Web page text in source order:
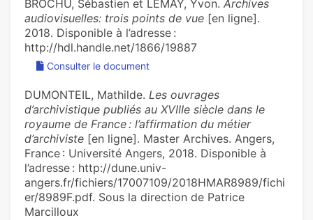
BROCHU, Sébastien et LEMAY, Yvon. Archives
audiovisuelles: trois points de vue [en ligne].
2018. Disponible à l’adresse :
http://hdl.handle.net/1866/19887
Consulter le document
DUMONTEIL, Mathilde. Les ouvrages
d’archivistique publiés au XVIIIe siècle dans le
royaume de France : l’affirmation du métier
d’archiviste [en ligne]. Master Archives. Angers,
France : Université Angers, 2018. Disponible à
l’adresse : http://dune.univ-
angers.fr/fichiers/17007109/2018HMAR8989/fichi
er/8989F.pdf. Sous la direction de Patrice
Marcilloux